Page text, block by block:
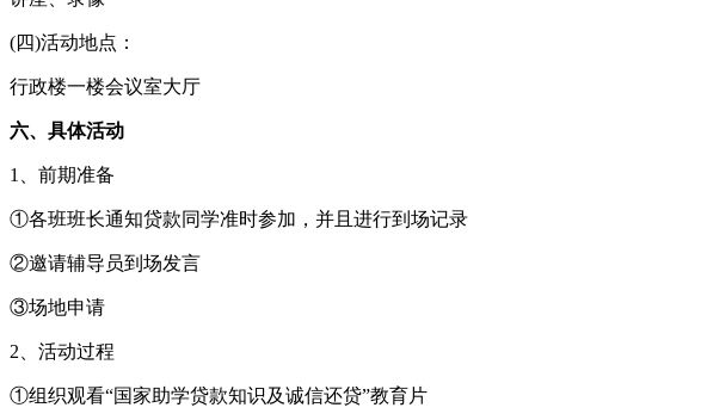
(四)活动地点：
行政楼一楼会议室大厅
六、具体活动
1、前期准备
①各班班长通知贷款同学准时参加，并且进行到场记录
②邀请辅导员到场发言
③场地申请
2、活动过程
①组织观看“国家助学贷款知识及诚信还贷”教育片